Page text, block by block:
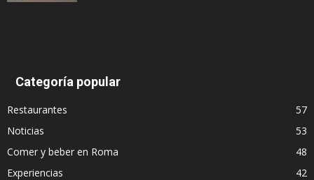
Categoría popular
Restaurantes
57
Noticias
53
Comer y beber en Roma
48
Experiencias
42